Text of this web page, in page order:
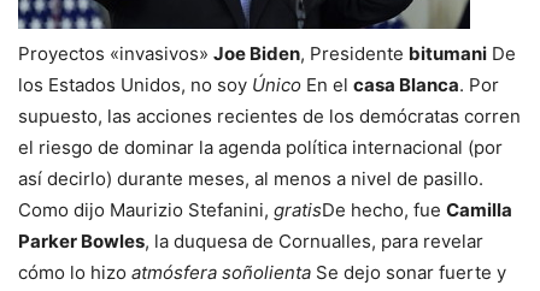
Proyectos «invasivos» Joe Biden, Presidente bitumani De
los Estados Unidos, no soy Único En el casa Blanca. Por
supuesto, las acciones recientes de los demócratas corren
el riesgo de dominar la agenda política internacional (por
así decirlo) durante meses, al menos a nivel de pasillo.
Como dijo Maurizio Stefanini, gratisDe hecho, fue Camilla
Parker Bowles, la duquesa de Cornualles, para revelar
cómo lo hizo atmósfera soñolienta Se dejo sonar fuerte y